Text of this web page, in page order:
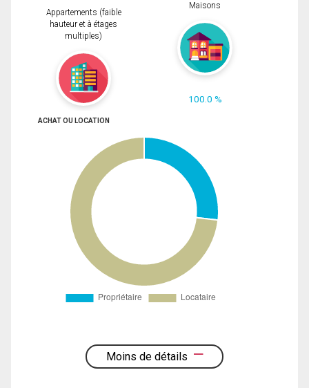
Appartements (faible
hauteur et à étages
multiples)
Maisons
100.0 %
ACHAT OU LOCATION
Moins de détails